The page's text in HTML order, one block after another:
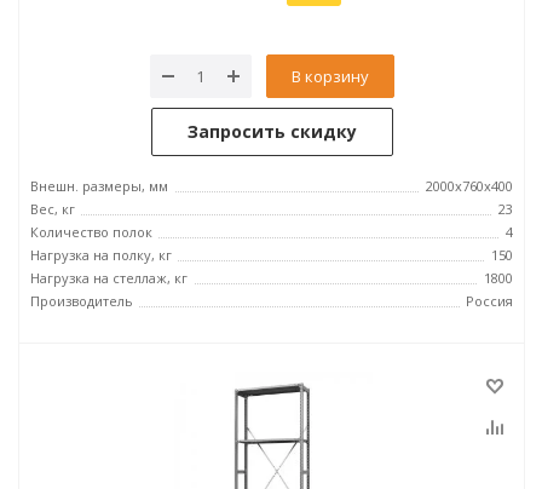
В корзину
Запросить скидку
Внешн. размеры, мм
2000х760х400
Вес, кг
23
Количество полок
4
Нагрузка на полку, кг
150
Нагрузка на стеллаж, кг
1800
Производитель
Россия